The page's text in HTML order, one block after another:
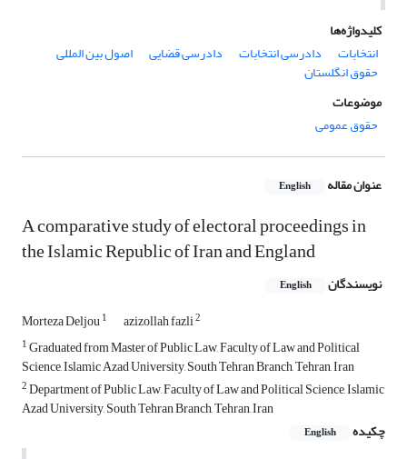
کلیدواژه‌ها
انتخابات
دادرسی انتخابات دادرسی قضایی اصول بین المللی
حقوق انگلستان
موضوعات
حقوق عمومی
عنوان مقاله English
A comparative study of electoral proceedings in
the Islamic Republic of Iran and England
نویسندگان English
Morteza Deljou1 azizollah fazli2
1Graduated from Master of Public Law, Faculty of Law and Political
Science, Islamic Azad University, South Tehran Branch, Tehran, Iran
2Department of Public Law, Faculty of Law and Political Science, Islamic
Azad University, South Tehran Branch, Tehran, Iran
چکیده
English